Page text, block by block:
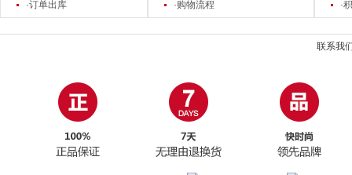
·订单出库
·购物流程
·
联系我